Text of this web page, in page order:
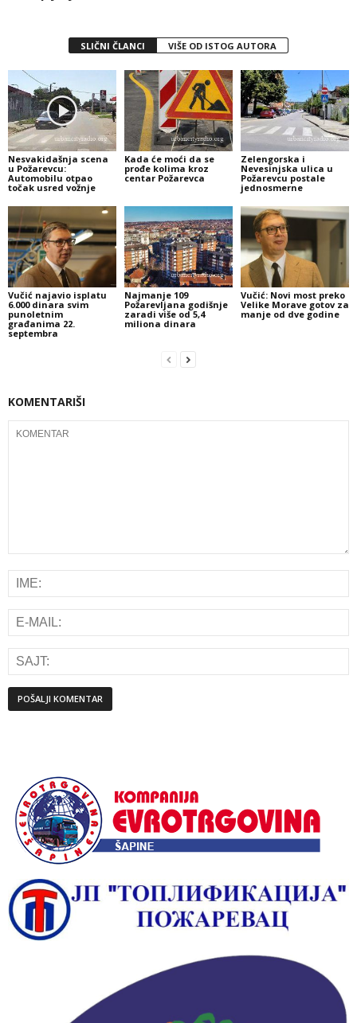
SLIČNI ČLANCI VIŠE OD ISTOG AUTORA
Nesvakidašnja scena
u Požarevcu:
Automobilu otpao
točak usred vožnje
Kada će moći da se
prođe kolima kroz
centar Požarevca
Zelengorska i
Nevesinjska ulica u
Požarevcu postale
jednosmerne
Vučić najavio isplatu
6.000 dinara svim
punoletnim
građanima 22.
septembra
Najmanje 109
Požarevljana godišnje
zaradi više od 5,4
miliona dinara
Vučić: Novi most preko
Velike Morave gotov za
manje od dve godine
KOMENTARIŠI